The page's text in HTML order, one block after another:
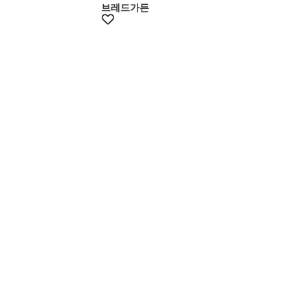
브레드가든